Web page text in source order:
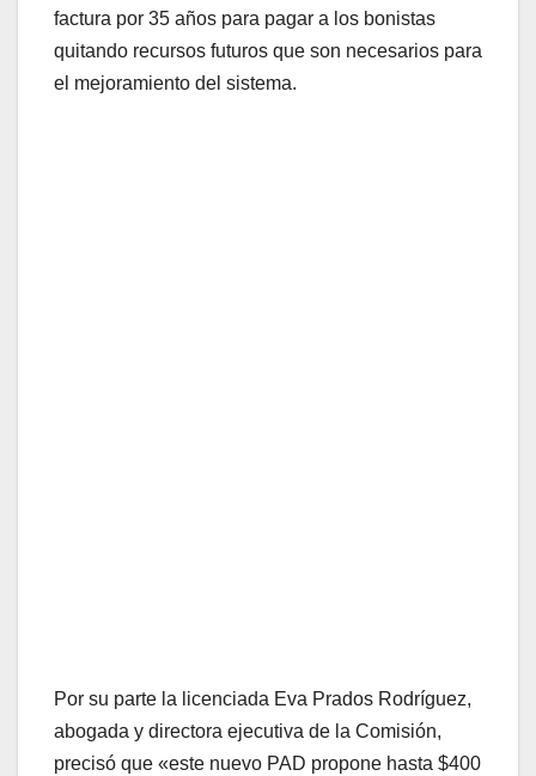
factura por 35 años para pagar a los bonistas
quitando recursos futuros que son necesarios para
el mejoramiento del sistema.
Por su parte la licenciada Eva Prados Rodríguez,
abogada y directora ejecutiva de la Comisión,
precisó que «este nuevo PAD propone hasta $400